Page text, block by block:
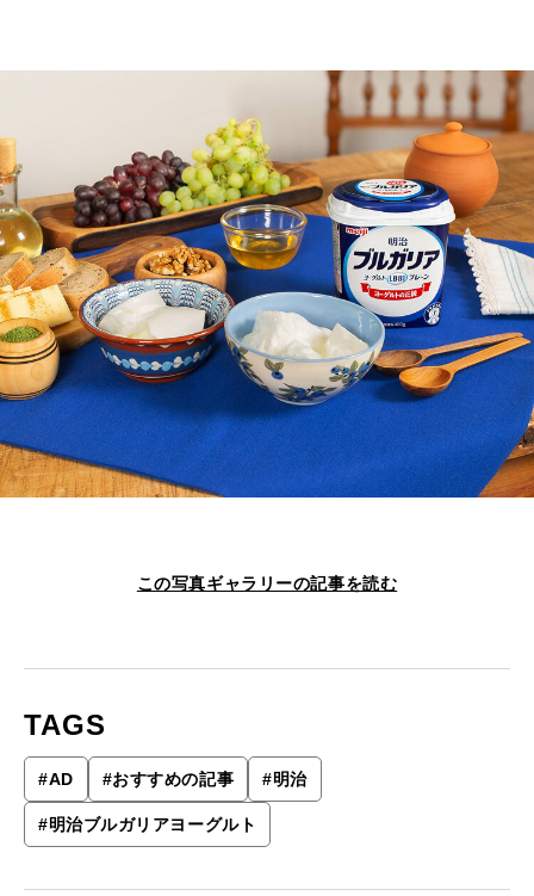
この写真ギャラリーの記事を読む
TAGS
#AD #おすすめの記事 #明治
#明治ブルガリアヨーグルト